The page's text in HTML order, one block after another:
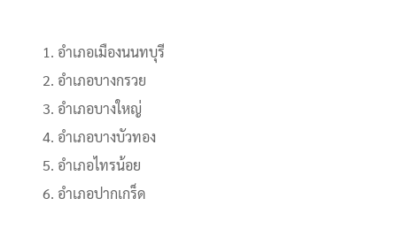
อำเภอเมืองนนทบุรี
อำเภอบางกรวย
อำเภอบางใหญ่
อำเภอบางบัวทอง
อำเภอไทรน้อย
อำเภอปากเกร็ด